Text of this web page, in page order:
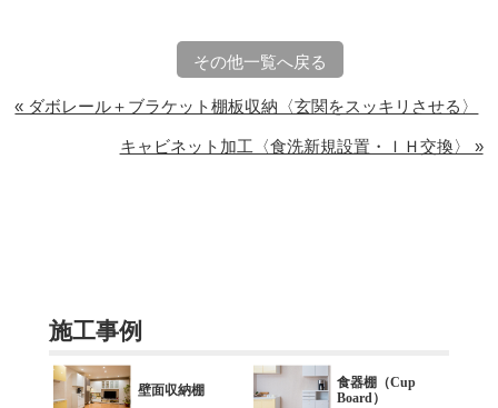
その他一覧へ戻る
« ダボレール＋ブラケット棚板収納〈玄関をスッキリさせる〉
キャビネット加工〈食洗新規設置・ＩＨ交換〉 »
施工事例
壁面収納棚
食器棚（Cup
Board）